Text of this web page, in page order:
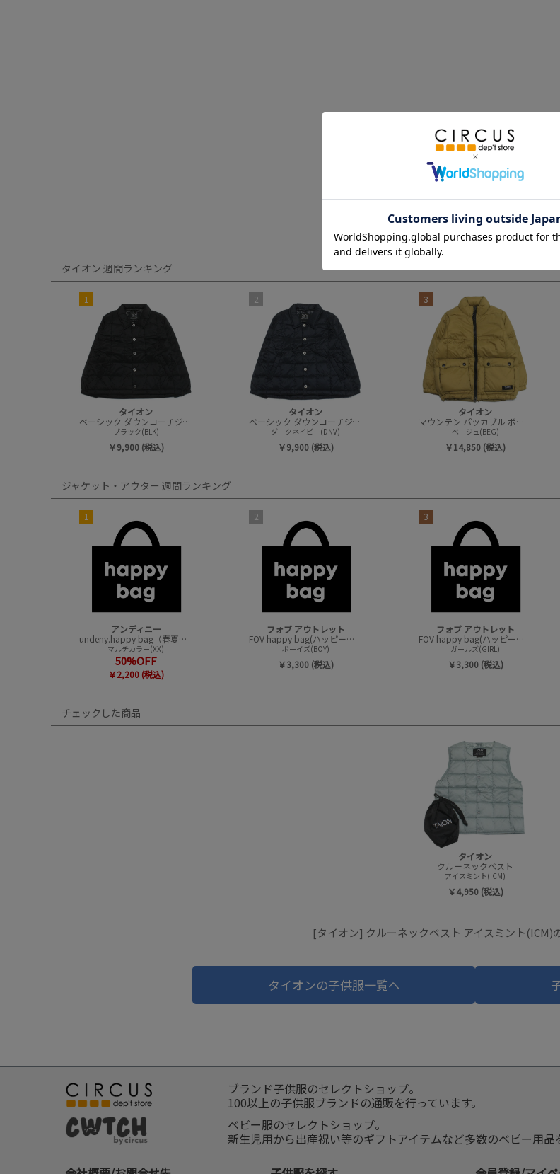
タイオン 週間ランキング
1
タイオン
ベーシック ダウンコーチジャケット
ブラック(BLK)
￥9,900 (税込)
2
タイオン
ベーシック ダウンコーチジャケット
ダークネイビー(DNV)
￥9,900 (税込)
3
タイオン
マウンテン パッカブル ボリュームダウンジャケット
ベージュ(BEG)
￥14,850 (税込)
ジャケット・アウター 週間ランキング
1
アンディニー
undeny.happy bag（春夏アイテムハッピーバック）
マルチカラー(XX)
50%OFF
￥2,200 (税込)
2
フォブ アウトレット
FOV happy bag(ハッピーバック/トップスセット)
ボーイズ(BOY)
￥3,300 (税込)
3
フォブ アウトレット
FOV happy bag(ハッピーバック/トップスセット)
ガールズ(GIRL)
￥3,300 (税込)
チェックした商品
タイオン
クルーネックベスト
アイスミント(ICM)
￥4,950 (税込)
[タイオン] クルーネックベスト アイスミント(ICM)
タイオンの子供服一覧へ
ブランド子供服のセレクトショップ。
100以上の子供服ブランドの通販を行っています。
ベビー服のセレクトショップ。
新生児用から出産祝い等のギフトアイテムなど多数のベビー用品